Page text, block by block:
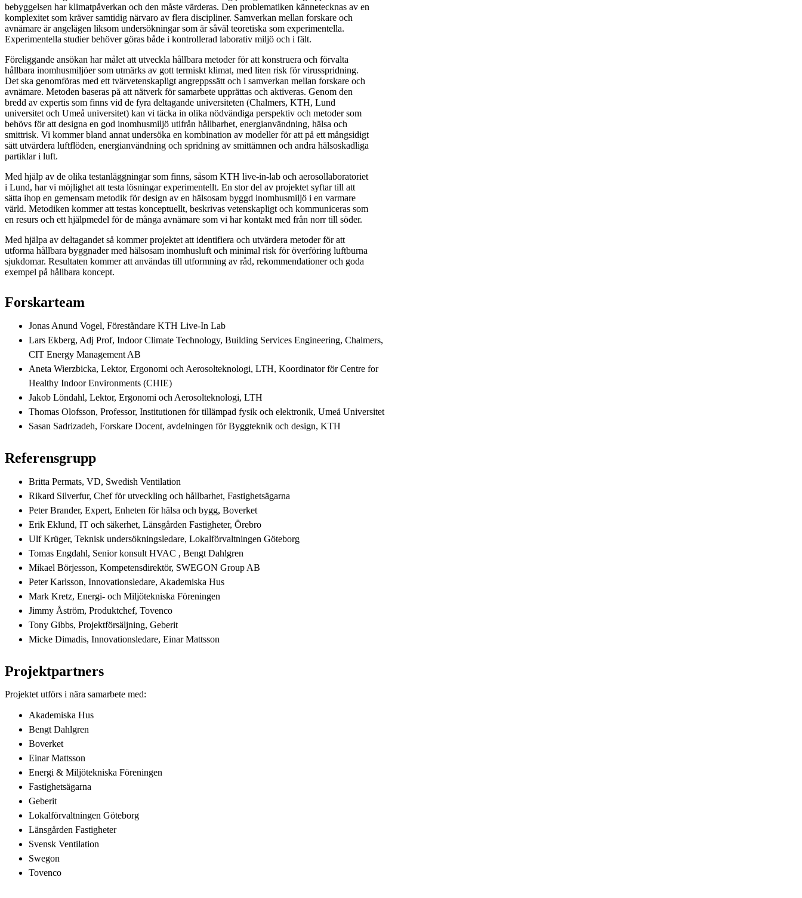
bebyggelsen har klimatpåverkan och den måste värderas. Den problematiken kännetecknas av en
komplexitet som kräver samtidig närvaro av flera discipliner. Samverkan mellan forskare och
avnämare är angelägen liksom undersökningar som är såväl teoretiska som experimentella.
Experimentella studier behöver göras både i kontrollerad laborativ miljö och i fält.
Föreliggande ansökan har målet att utveckla hållbara metoder för att konstruera och förvalta
hållbara inomhusmiljöer som utmärks av gott termiskt klimat, med liten risk för virusspridning.
Det ska genomföras med ett tvärvetenskapligt angreppssätt och i samverkan mellan forskare och
avnämare. Metoden baseras på att nätverk för samarbete upprättas och aktiveras. Genom den
bredd av expertis som finns vid de fyra deltagande universiteten (Chalmers, KTH, Lund
universitet och Umeå universitet) kan vi täcka in olika nödvändiga perspektiv och metoder som
behövs för att designa en god inomhusmiljö utifrån hållbarhet, energianvändning, hälsa och
smittrisk. Vi kommer bland annat undersöka en kombination av modeller för att på ett mångsidigt
sätt utvärdera luftflöden, energianvändning och spridning av smittämnen och andra hälsoskadliga
partiklar i luft.
Med hjälp av de olika testanläggningar som finns, såsom KTH live-in-lab och aerosollaboratoriet
i Lund, har vi möjlighet att testa lösningar experimentellt. En stor del av projektet syftar till att
sätta ihop en gemensam metodik för design av en hälsosam byggd inomhusmiljö i en varmare
värld. Metodiken kommer att testas konceptuellt, beskrivas vetenskapligt och kommuniceras som
en resurs och ett hjälpmedel för de många avnämare som vi har kontakt med från norr till söder.
Med hjälpa av deltagandet så kommer projektet att identifiera och utvärdera metoder för att
utforma hållbara byggnader med hälsosam inomhusluft och minimal risk för överföring luftburna
sjukdomar. Resultaten kommer att användas till utformning av råd, rekommendationer och goda
exempel på hållbara koncept.
Forskarteam
Jonas Anund Vogel, Föreståndare KTH Live-In Lab
Lars Ekberg, Adj Prof, Indoor Climate Technology, Building Services Engineering, Chalmers,
CIT Energy Management AB
Aneta Wierzbicka, Lektor, Ergonomi och Aerosolteknologi, LTH, Koordinator för Centre for
Healthy Indoor Environments (CHIE)
Jakob Löndahl, Lektor, Ergonomi och Aerosolteknologi, LTH
Thomas Olofsson, Professor, Institutionen för tillämpad fysik och elektronik, Umeå Universitet
Sasan Sadrizadeh, Forskare Docent, avdelningen för Byggteknik och design, KTH
Referensgrupp
Britta Permats, VD, Swedish Ventilation
Rikard Silverfur, Chef för utveckling och hållbarhet, Fastighetsägarna
Peter Brander, Expert, Enheten för hälsa och bygg, Boverket
Erik Eklund, IT och säkerhet, Länsgården Fastigheter, Örebro
Ulf Krüger, Teknisk undersökningsledare, Lokalförvaltningen Göteborg
Tomas Engdahl, Senior konsult HVAC , Bengt Dahlgren
Mikael Börjesson, Kompetensdirektör, SWEGON Group AB
Peter Karlsson, Innovationsledare, Akademiska Hus
Mark Kretz, Energi- och Miljötekniska Föreningen
Jimmy Åström, Produktchef, Tovenco
Tony Gibbs, Projektförsäljning, Geberit
Micke Dimadis, Innovationsledare, Einar Mattsson
Projektpartners
Projektet utförs i nära samarbete med:
Akademiska Hus
Bengt Dahlgren
Boverket
Einar Mattsson
Energi & Miljötekniska Föreningen
Fastighetsägarna
Geberit
Lokalförvaltningen Göteborg
Länsgården Fastigheter
Svensk Ventilation
Swegon
Tovenco